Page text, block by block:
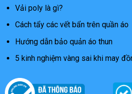
Vải poly là gì?
Cách tẩy các vết bẩn trên quần áo
Hướng dẫn bảo quản áo thun
5 kinh nghiệm vàng sai khi may